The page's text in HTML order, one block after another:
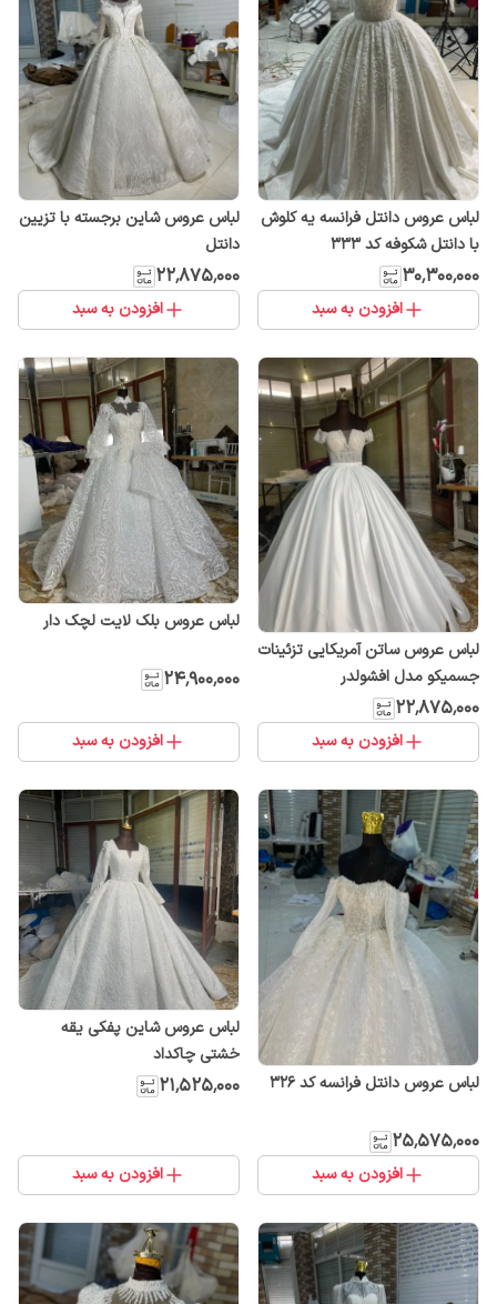
لباس عروس دانتل فرانسه یه کلوش
با دانتل شکوفه کد ۳۳۳
۳۰٬۳۰۰٬۰۰۰
افزودن به سبد
لباس عروس شاین برجسته با تزیین
دانتل
۲۲٬۸۷۵٬۰۰۰
افزودن به سبد
لباس عروس ساتن آمریکایی تزئینات
جسمیکو مدل افشولدر
۲۲٬۸۷۵٬۰۰۰
افزودن به سبد
لباس عروس بلک لایت لچک دار
۲۴٬۹۰۰٬۰۰۰
افزودن به سبد
لباس عروس دانتل فرانسه کد ۳۲۶
۲۵٬۵۷۵٬۰۰۰
افزودن به سبد
لباس عروس شاین پفکی یقه
خشتی چاکداد
۲۱٬۵۲۵٬۰۰۰
افزودن به سبد